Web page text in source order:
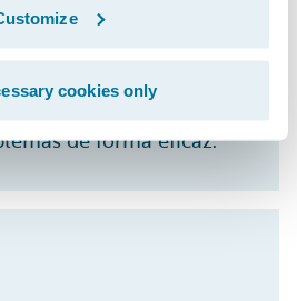
cookies only
de Subscrição
de trabalho dos
do
de submissões e
de forma eficaz.